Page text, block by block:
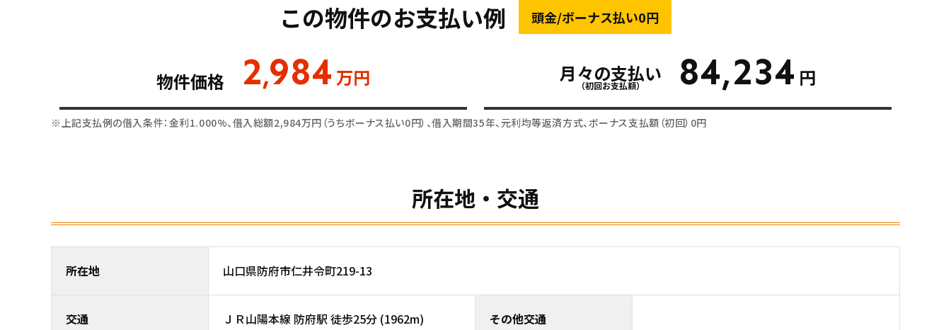
この物件のお支払い例 頭金/ボーナス払い0円
物件価格 2,984 万円 月々の支払い
（初回お支払額） 84,234 円
※上記支払例の借入条件：金利1.000%、借入総額2,984万円（うちボーナス払い0円）、借入期間35年、元利均等返済方式、ボーナス支払額（初回）0円
所在地・交通
所在地 山口県防府市仁井令町219-13
交通 ＪＲ山陽本線 防府駅 徒歩25分 (1962m) その他交通